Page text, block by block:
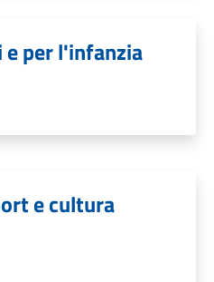
per l'infanzia
e cultura